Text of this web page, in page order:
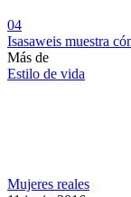
04
Isasaweis muestra
Más de
Estilo de vida
Mujeres reales